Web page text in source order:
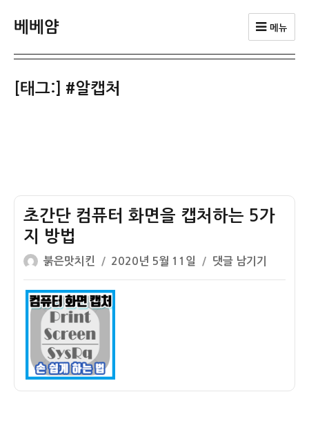
베베얌 메뉴
[태그:] #알캡처
초간단 컴퓨터 화면을 캡처하는 5가
지 방법
글
쓴
이
붉은맛치킨
작
성
일
자
2020년 5월 11일
초
간
댓글 남기기